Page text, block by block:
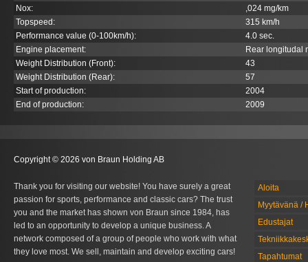
Nox:
,024 mg/km
Topspeed:
315 km/h
Performance value (0-100km/h):
4.0 sec.
Engine placement:
Rear longitudal
Weight Distribution (Front):
43
Weight Distribution (Rear):
57
Start of production:
2004
End of production:
2009
Copyright © 2026 von Braun Holding AB
Thank you for visiting our website! You have surely a great
passion for sports, performance and classic cars? The trust
you and the market has shown von Braun since 1984, has
led to an opportunity to develop a unique business. A
network composed of a group of people who work with what
they love most. We sell, maintain and develop exciting cars!
Aloita
Myytävänä /
Edustajat
Tapahtumat